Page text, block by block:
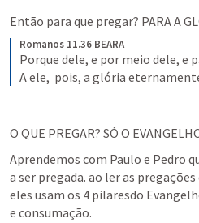
Então para que pregar? PARA A
Romanos 11.36 BEARA
Porque dele, e por meio dele, e
A ele,  pois, a glória
O QUE PREGAR? SÓ O
Aprendemos com Paulo e Pedro
a ser pregada. ao ler as
eles usam os 4 pilaresdo
e consumação.